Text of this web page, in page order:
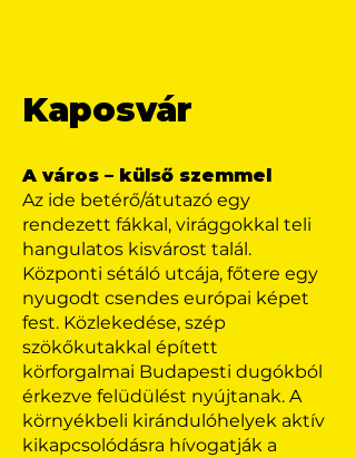
Kaposvár
A város – külső szemmel
Az ide betérő/átutazó egy
rendezett fákkal, virággokkal teli
hangulatos kisvárost talál.
Központi sétáló utcája, főtere egy
nyugodt csendes európai képet
fest. Közlekedése, szép
szökőkutakkal épített
körforgalmai Budapesti dugókból
érkezve felüdülést nyújtanak. A
környékbeli kirándulóhelyek aktív
kikapcsolódásra hívogatják a